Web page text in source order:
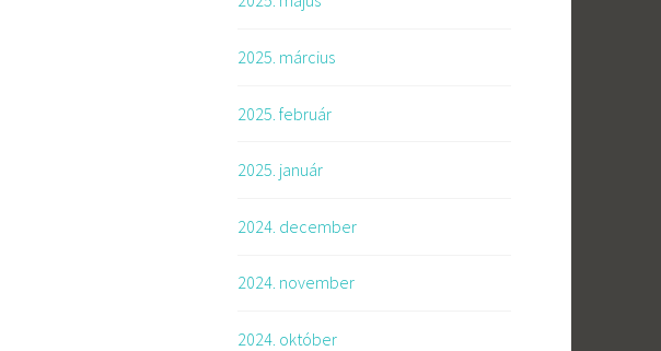
2025. március
2025. február
2025. január
2024. december
2024. november
2024. október